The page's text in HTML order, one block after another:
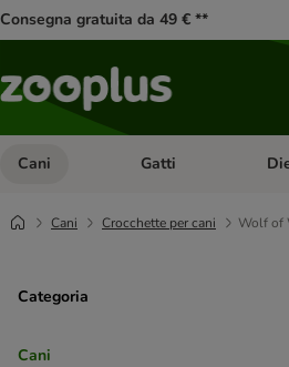
Consegna gratuita da 49 € **
Cani Apri Menu Categoria:
Gatti Apri
Cani Crocchette per cani Wolf of
Categoria
Cani